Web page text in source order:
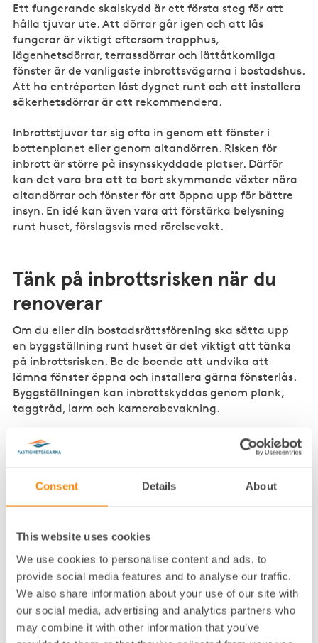
Consent Details About
This website uses cookies
We use cookies to personalise content and ads, to
provide social media features and to analyse our traffic.
We also share information about your use of our site with
our social media, advertising and analytics partners who
may combine it with other information that you’ve
Ett fungerande skalskydd är ett första steg för att
hålla tjuvar ute. Att dörrar går igen och att lås
fungerar är viktigt eftersom trapphus,
lägenhetsdörrar, terrassdörrar och lättåtkomliga
fönster är de vanligaste inbrottsvägarna i bostadshus.
Att ha entréporten låst dygnet runt och att installera
säkerhetsdörrar är att rekommendera.
Inbrottstjuvar tar sig ofta in genom ett fönster i
bottenplanet eller genom altandörren. Risken för
inbrott är större på insynsskyddade platser. Därför
kan det vara bra att ta bort skymmande växter nära
altandörrar och fönster för att öppna upp för bättre
insyn. En idé kan även vara att förstärka belysning
runt huset, förslagsvis med rörelsevakt.
Tänk på inbrottsrisken när du
renoverar
Om du eller din bostadsrättsförening ska sätta upp
en byggställning runt huset är det viktigt att tänka
på inbrottsrisken. Be de boende att undvika att
lämna fönster öppna och installera gärna fönsterlås.
Byggställningen kan inbrottskyddas genom plank,
taggtråd, larm och kamerabevakning.
Minst lika viktigt som ett fungerande skalskydd är
människors uppmärksamhet. Det behöver inte
även om det är en effektiv metod. Grannar som tar
boendemiljö. En kombination av fungerande
skalskydd och grannsamverkan är det bästa.
Polismyndigheten i Stockholms läns förslag till
fastighetsägare, hyresvärdar och